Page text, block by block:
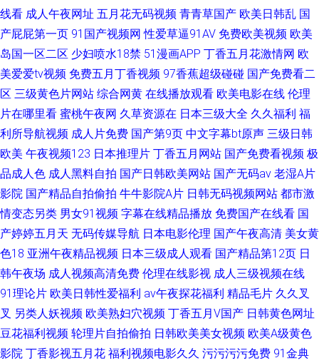
线看 成人午夜网址 五月花无码视频 青青草国产 欧美日韩乱 国
产屁屁第一页 91国产视频网 性爱草逼91AV 免费欧美视频 欧美
岛国一区二区 少妇喷水18禁 51漫画APP 丁香五月花激情网 欧
美爱爱tv视频 免费五月丁香视频 97香蕉超级碰碰 国产免费看二
区 三级黄色片网站 综合网黄 在线播放观看 欧美电影在线 伦理
片在哪里看 蜜桃午夜网 久草资源在 日本三级大全 久久福利 福
利所导航视频 成人片免费 国产第9页 中文字幕bt原声 三级日韩
欧美 午夜视频123 日本推理片 丁香五月网站 国产免费看视频 极
品成人色 成人黑料自拍 国产日韩欧美网站 国产无码av 老湿A片
影院 国产精品自拍偷拍 牛牛影院A片 日韩无码视频网站 都市激
情变态另类 男女91视频 字幕在线精品播放 免费国产在线看 国
产婷婷五月天 无码传媒导航 日本电影伦理 国产午夜高清 美女黄
色18 亚洲午夜精品视频 日本三级成人观看 国产精品第12页 日
韩午夜场 成人视频高清免费 伦理在线影视 成人三级视频在线
91理论片 欧美日韩性爱福利 av午夜探花福利 精品毛片 久久叉
叉 另类人妖视频 欧美熟妇穴视频 丁香五月V国产 日韩黄色网址
豆花福利视频 轮理片自拍偷拍 日韩欧美美女视频 欧美A级黄色
影院 丁香影视五月花 福利视频电影久久 污污污污免费 91金典